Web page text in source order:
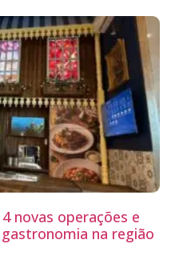
novas operações e
na região